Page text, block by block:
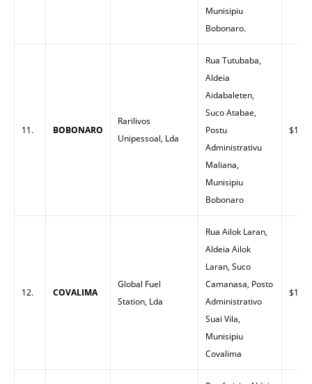
Munisipiu
Bobonaro.
11. BOBONARO
Rarilivos
Unipessoal, Lda
Rua Tutubaba,
Aldeia
Aidabaleten,
Suco Atabae,
Postu
Administrativu
Maliana,
Munisipiu
Bobonaro
$1.58
12. COVALIMA
Global Fuel
Station, Lda
Rua Ailok Laran,
Aldeia Ailok
Laran, Suco
Camanasa, Posto
Administrativo
Suai Vila,
Munisipiu
Covalima
$1.65